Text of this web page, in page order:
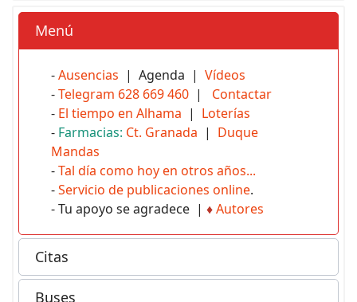
Menú
-Ausencias | Agenda | Vídeos
-Telegram 628 669 460 | Contactar
- El tiempo en Alhama | Loterías
- Farmacias: Ct. Granada | Duque
Mandas
-Tal día como hoy en otros años...
-Servicio de publicaciones online.
- Tu apoyo se agradece | ♦Autores
Citas
Buses